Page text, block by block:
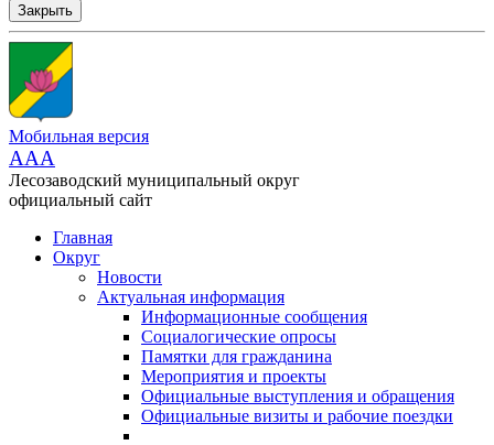
Закрыть
Мобильная версия
AAA
Лесозаводский муниципальный округ
официальный сайт
Главная
Округ
Новости
Актуальная информация
Информационные сообщения
Социалогические опросы
Памятки для гражданина
Мероприятия и проекты
Официальные выступления и обращения
Официальные визиты и рабочие поездки